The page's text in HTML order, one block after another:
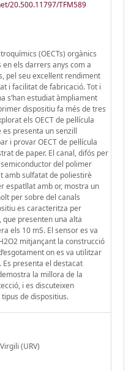
20.500.11797/TFM589
(OECTs) orgànics
els darrers anys com a
pel seu excel·lent rendiment
i facilitat de fabricació. Tot i
s’han estudiat àmpliament
dispositiu fa més de tres
els OECT de pel·lícula
presenta un senzill
i provar OECT de pel·lícula
de paper. El canal, difós per
del polimer
amb sulfatat de poliestirè
espatllat amb or, mostra un
per sobre del canals
es caracteritza per
presenten una alta
els 10 mS. El sensor es va
mitjançant la construcció
on es va utilitzar
presenta el destacat
la millora de la
i es discuteixen
de dispositius.
(URV)